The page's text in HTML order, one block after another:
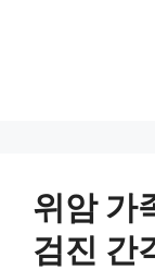
위암 가
검진 간